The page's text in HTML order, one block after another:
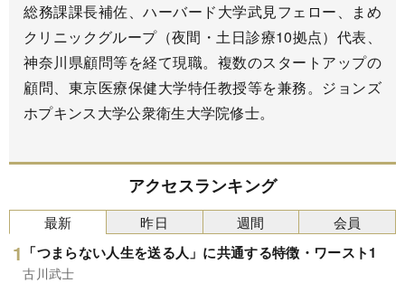
総務課課長補佐、ハーバード大学武見フェロー、まめ
クリニックグループ（夜間・土日診療10拠点）代表、
神奈川県顧問等を経て現職。複数のスタートアップの
顧問、東京医療保健大学特任教授等を兼務。ジョンズ
ホプキンス大学公衆衛生大学院修士。
アクセスランキング
最新
「つまらない人生を送る人」に共通する特徴・ワースト1
古川武士
昨日 週間 会員